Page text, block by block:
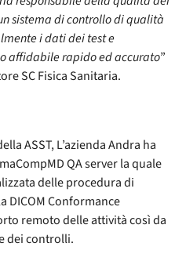
sistema di controllo di qualità
i dati dei test e
affidabile rapido ed accurato”
SC Fisica Sanitaria.
ASST, L’azienda Andra ha
QA server la quale
delle procedura di
DICOM Conformance
remoto delle attività così da
dei controlli.